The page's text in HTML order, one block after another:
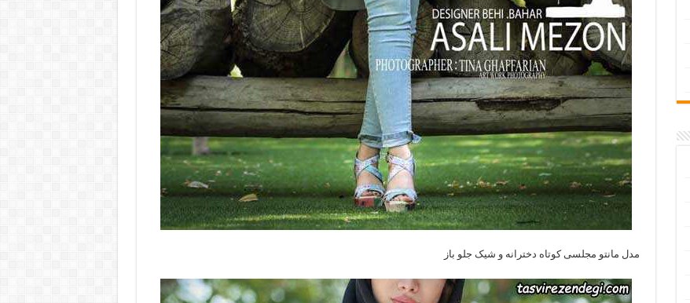
مدل مانتو مجلسی کوتاه دخترانه و شیک جلو باز